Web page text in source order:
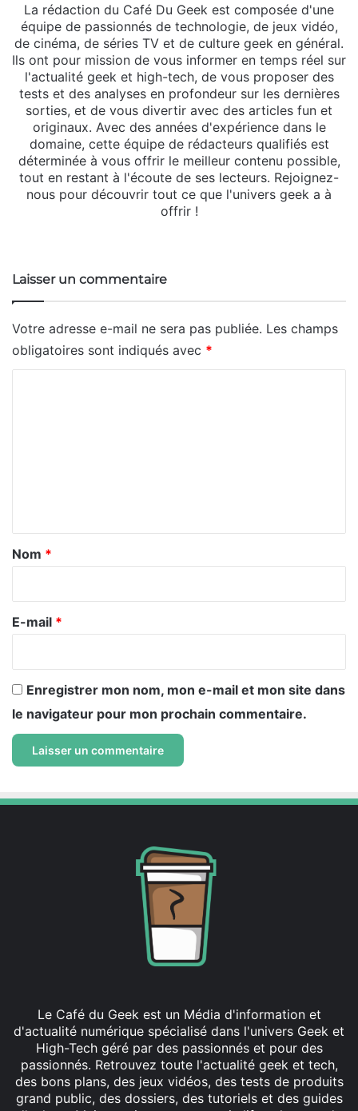
La rédaction du Café Du Geek est composée d'une
équipe de passionnés de technologie, de jeux vidéo,
de cinéma, de séries TV et de culture geek en général.
Ils ont pour mission de vous informer en temps réel sur
l'actualité geek et high-tech, de vous proposer des
tests et des analyses en profondeur sur les dernières
sorties, et de vous divertir avec des articles fun et
originaux. Avec des années d'expérience dans le
domaine, cette équipe de rédacteurs qualifiés est
déterminée à vous offrir le meilleur contenu possible,
tout en restant à l'écoute de ses lecteurs. Rejoignez-
nous pour découvrir tout ce que l'univers geek a à
offrir !
Laisser un commentaire
Votre adresse e-mail ne sera pas publiée. Les champs
obligatoires sont indiqués avec *
a
e
Nom *
E-mail *
Enregistrer mon nom, mon e-mail et mon site dans
le navigateur pour mon prochain commentaire.
Le Café du Geek est un Média d'information et
d'actualité numérique spécialisé dans l'univers Geek et
High-Tech géré par des passionnés et pour des
passionnés. Retrouvez toute l'actualité geek et tech,
des bons plans, des jeux vidéos, des tests de produits
grand public, des dossiers, des tutoriels et des guides